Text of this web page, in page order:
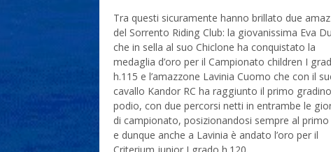
Tra questi sicuramente hanno brillato due
del Sorrento Riding Club: la giovanissima Eva
che in sella al suo Chiclone ha conquistato la
medaglia d’oro per il Campionato children I
h.115 e l’amazzone Lavinia Cuomo che con il
cavallo Kandor RC ha raggiunto il primo
podio, con due percorsi netti in entrambe le
di campionato, posizionandosi sempre al
e dunque anche a Lavinia è andato l’oro per il